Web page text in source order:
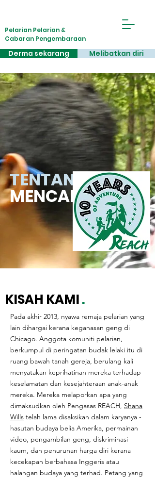
Pelarian Pelarian &
Cabaran Pengembaraan
Derma sekarang Melibatkan diri
TENTANG
MENCAPAI.
REACH memberi peluang kepada para
belajar yang berfokus pada pendidikan
STEAM dan sukan pengembaraan.
KISAH KAMI.
Pada akhir 2013, nyawa remaja pelarian yang
lain dihargai kerana keganasan geng di
Chicago. Anggota komuniti pelarian,
berkumpul di peringatan budak lelaki itu di
ruang bawah tanah gereja, berulang kali
menyatakan keprihatinan mereka terhadap
keselamatan dan kesejahteraan anak-anak
mereka. Mereka melaporkan apa yang
dimaksudkan oleh Pengasas REACH, Shana
Wills telah lama disaksikan dalam karyanya -
hasutan budaya belia Amerika, permainan
video, pengambilan geng, diskriminasi
kaum, dan penurunan harga diri kerana
kecekapan berbahasa Inggeris atau
halangan budaya yang terhad. Petang yang